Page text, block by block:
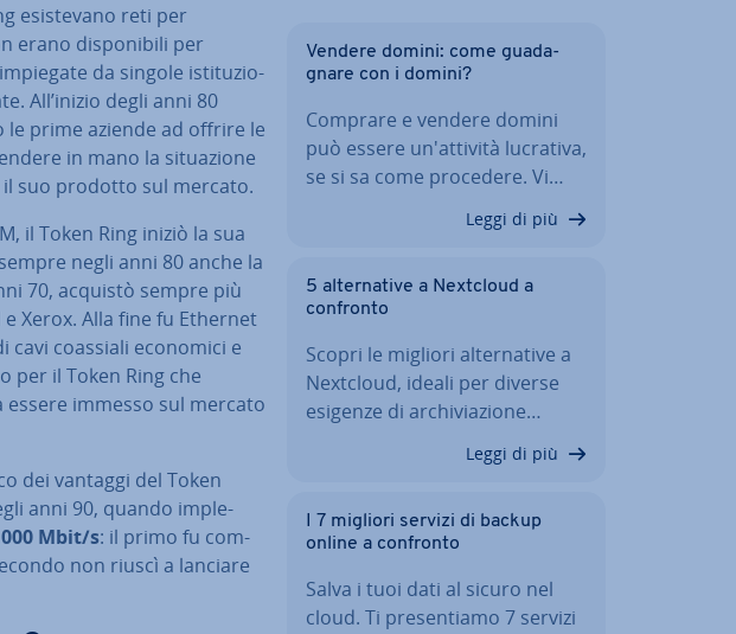
esi­ste­va­no reti per
erano di­spo­ni­bi­li per
da singole isti­tu­zio­
All’inizio degli anni 80
prime aziende ad offrire le
in mano la si­tua­zio­ne
suo prodotto sul mercato.
il Token Ring iniziò la sua
negli anni 80 anche la
70, acquistò sempre più
Xerox. Alla fine fu Ethernet
cavi coassiali economici e
per il Token Ring che
immesso sul mercato
dei vantaggi del Token
anni 90, quando im­ple­
Mbit/s: il primo fu com­
non riuscì a lanciare
Vendere domini: come gua­da­
gna­re con i domini?
Comprare e vendere domini
può essere un'at­ti­vi­tà lucrativa,
se si sa come procedere. Vi…
Leggi di più
5 al­ter­na­ti­ve a Nextcloud a
confronto
Scopri le migliori al­ter­na­ti­ve a
Nextcloud, ideali per diverse
esigenze di ar­chi­via­zio­ne…
Leggi di più
I 7 migliori servizi di backup
online a confronto
Salva i tuoi dati al sicuro nel
cloud. Ti pre­sen­tia­mo 7 servizi